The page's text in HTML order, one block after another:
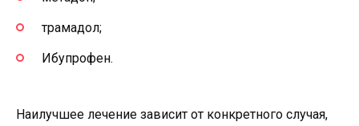
трамадол;
Ибупрофен.
Наилучшее лечение зависит от конкретного случая,